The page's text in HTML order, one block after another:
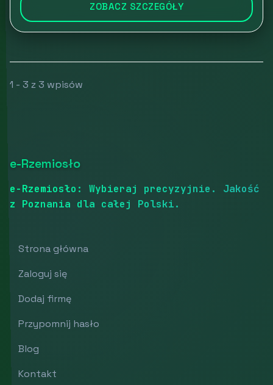
ZOBACZ SZCZEGÓŁY
1 - 3 z 3 wpisów
e-Rzemiosło
e-Rzemiosło: Wybieraj precyzyjnie. Jakość
z Poznania dla całej Polski.
Strona główna
Zaloguj się
Dodaj firmę
Przypomnij hasło
Blog
Kontakt